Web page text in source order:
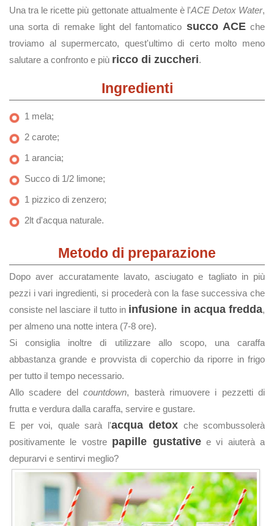
Una tra le ricette più gettonate attualmente è l'ACE Detox Water,
una sorta di remake light del fantomatico succo ACEche
troviamo al supermercato, quest'ultimo di certo molto meno
salutare a confronto e più ricco di zuccheri.
Ingredienti
1 mela;
2 carote;
1 arancia;
Succo di 1/2 limone;
1 pizzico di zenzero;
2lt d'acqua naturale.
Metodo di preparazione
Dopo aver accuratamente lavato, asciugato e tagliato in più
pezzi i vari ingredienti, si procederà con la fase successiva che
consiste nel lasciare il tutto in infusione in acqua fredda,
per almeno una notte intera (7-8 ore).
Si consiglia inoltre di utilizzare allo scopo, una caraffa
abbastanza grande e provvista di coperchio da riporre in frigo
per tutto il tempo necessario.
Allo scadere delcountdown, basterà rimuovere i pezzetti di
frutta e verdura dalla caraffa, servire e gustare.
E per voi, quale sarà l'acqua detox che scombussolerà
positivamente le vostre papille gustativee vi aiuterà a
depurarvi e sentirvi meglio?